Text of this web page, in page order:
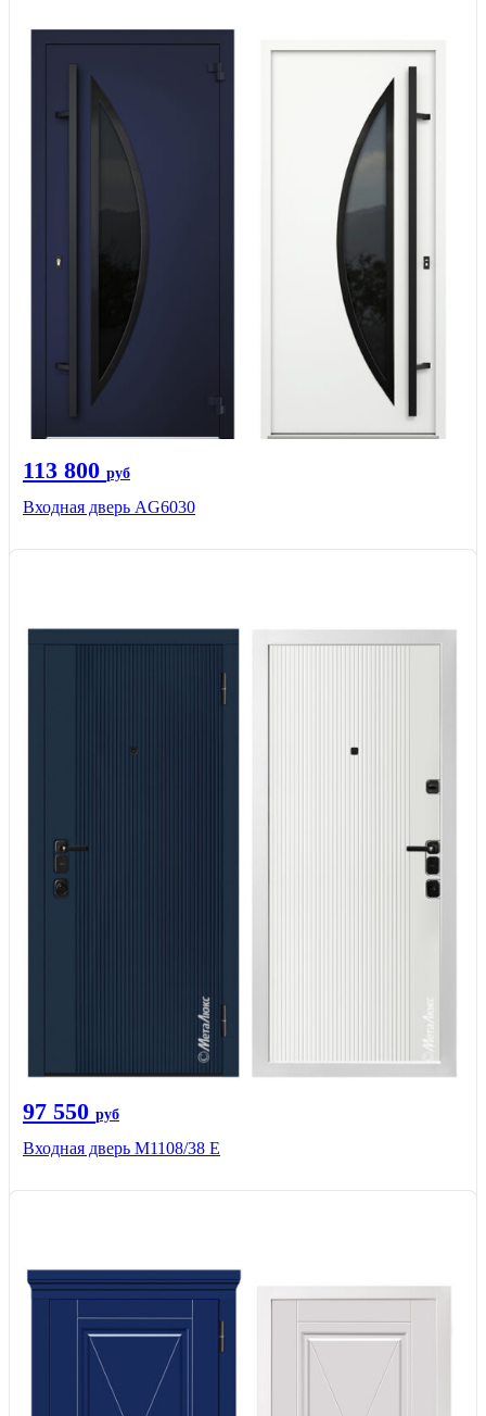
113 800 руб
Входная дверь AG6030
97 550 руб
Входная дверь М1108/38 E